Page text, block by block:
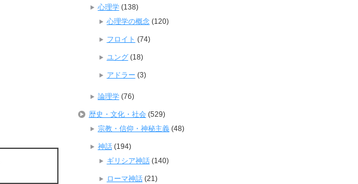
心理学(138)
心理学の概念(120)
フロイト (74)
ユング(18)
アドラー (3)
論理学(76)
歴史・文化・社会(529)
宗教・信仰・神秘主義(48)
神話(194)
ギリシア神話(140)
ローマ神話(21)